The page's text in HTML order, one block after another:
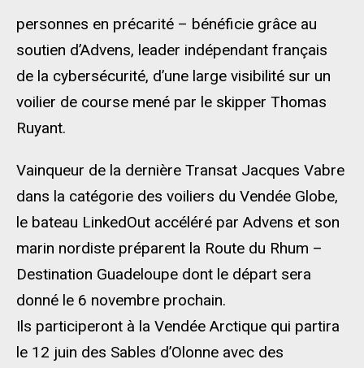
personnes en précarité – bénéficie grâce au
soutien d’Advens, leader indépendant français
de la cybersécurité, d’une large visibilité sur un
voilier de course mené par le skipper Thomas
Ruyant.
Vainqueur de la dernière Transat Jacques Vabre
dans la catégorie des voiliers du Vendée Globe,
le bateau LinkedOut accéléré par Advens et son
marin nordiste préparent la Route du Rhum –
Destination Guadeloupe dont le départ sera
donné le 6 novembre prochain.
Ils participeront à la Vendée Arctique qui partira
le 12 juin des Sables d’Olonne avec des